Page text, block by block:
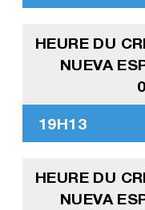
HEURE DU
NUEVA
19H13
HEURE DU
NUEVA